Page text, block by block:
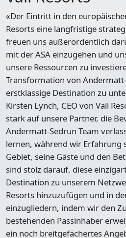
«Der Eintritt in den
Resorts eine langfristige
freuen uns außerordentlich
mit der ASA einzugehen und
unsere Ressourcen zu
Transformation von
erstklassige Destination zu
Kirsten Lynch, CEO von Vail
stark auf unsere Partner, die
Andermatt-Sedrun Team
lernen, während wir Erfahrung
Gebiet, seine Gäste und den
sind stolz darauf, diese
Destination zu unserem
Resorts hinzuzufügen und in
einzugliedern, indem wir den
bestehenden Passinhaber
ein noch breitgefächertes